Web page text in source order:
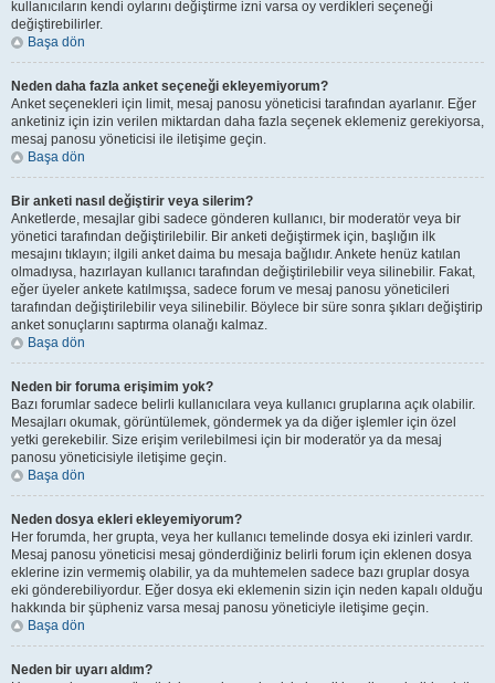
kullanıcıların kendi oylarını değiştirme izni varsa oy verdikleri seçeneği
değiştirebilirler.
Başa dön
Neden daha fazla anket seçeneği ekleyemiyorum?
Anket seçenekleri için limit, mesaj panosu yöneticisi tarafından ayarlanır. Eğer
anketiniz için izin verilen miktardan daha fazla seçenek eklemeniz gerekiyorsa,
mesaj panosu yöneticisi ile iletişime geçin.
Başa dön
Bir anketi nasıl değiştirir veya silerim?
Anketlerde, mesajlar gibi sadece gönderen kullanıcı, bir moderatör veya bir
yönetici tarafından değiştirilebilir. Bir anketi değiştirmek için, başlığın ilk
mesajını tıklayın; ilgili anket daima bu mesaja bağlıdır. Ankete henüz katılan
olmadıysa, hazırlayan kullanıcı tarafından değiştirilebilir veya silinebilir. Fakat,
eğer üyeler ankete katılmışsa, sadece forum ve mesaj panosu yöneticileri
tarafından değiştirilebilir veya silinebilir. Böylece bir süre sonra şıkları değiştirip
anket sonuçlarını saptırma olanağı kalmaz.
Başa dön
Neden bir foruma erişimim yok?
Bazı forumlar sadece belirli kullanıcılara veya kullanıcı gruplarına açık olabilir.
Mesajları okumak, görüntülemek, göndermek ya da diğer işlemler için özel
yetki gerekebilir. Size erişim verilebilmesi için bir moderatör ya da mesaj
panosu yöneticisiyle iletişime geçin.
Başa dön
Neden dosya ekleri ekleyemiyorum?
Her forumda, her grupta, veya her kullanıcı temelinde dosya eki izinleri vardır.
Mesaj panosu yöneticisi mesaj gönderdiğiniz belirli forum için eklenen dosya
eklerine izin vermemiş olabilir, ya da muhtemelen sadece bazı gruplar dosya
eki gönderebiliyordur. Eğer dosya eki eklemenin sizin için neden kapalı olduğu
hakkında bir şüpheniz varsa mesaj panosu yöneticiyle iletişime geçin.
Başa dön
Neden bir uyarı aldım?